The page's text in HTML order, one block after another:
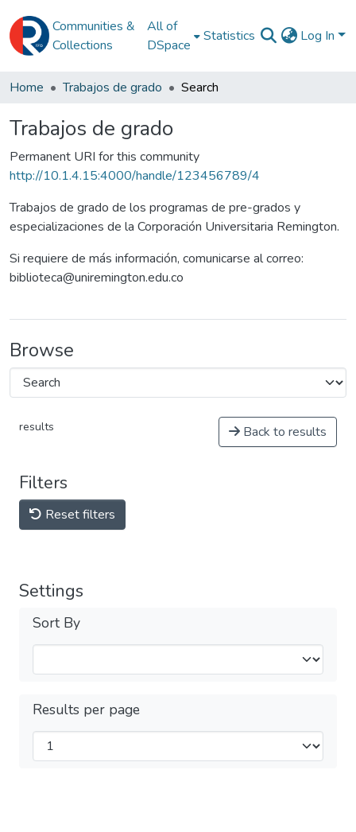
Communities &
Collections
All of
DSpace
Statistics Log In
Home Trabajos de grado Search
Trabajos de grado
Permanent URI for this community
http://10.1.4.15:4000/handle/123456789/4
Trabajos de grado de los programas de pre-grados y
especializaciones de la Corporación Universitaria Remington.
Si requiere de más información, comunicarse al correo:
biblioteca@uniremington.edu.co
Browse
results Back to results
Filters
Reset filters
Settings
Sort By
Results per page